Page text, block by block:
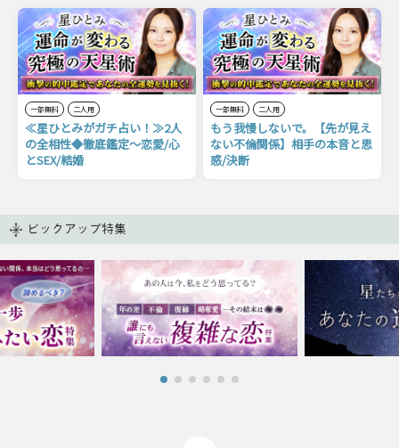
一部無料 二人用
≪星ひとみがガチ占い！≫2人
の全相性◆徹底鑑定〜恋愛/心
とSEX/結婚
一部無料 二人用
もう我慢しないで。【先が見え
ない不倫関係】相手の本音と思
惑/決断
ピックアップ特集